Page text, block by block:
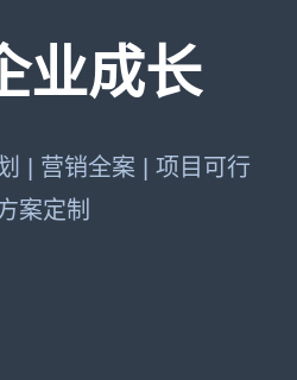
业成长
| 营销全案 | 项目可行
案定制